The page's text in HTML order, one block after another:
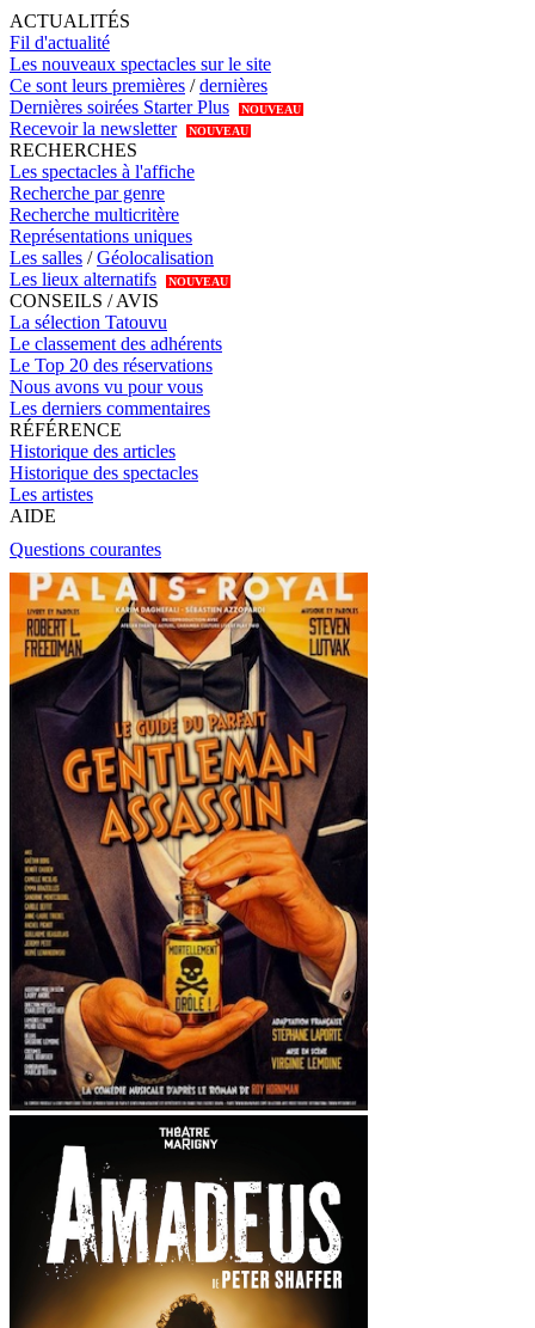
ACTUALITÉS
Fil d'actualité
Les nouveaux spectacles sur le site
Ce sont leurs premières /dernières
Dernières soirées Starter Plus
NOUVEAU
Recevoir la newsletter NOUVEAU
RECHERCHES
Les spectacles à l'affiche
Recherche par genre
Recherche multicritère
Représentations uniques
Les salles /Géolocalisation
Les lieux alternatifs
NOUVEAU
CONSEILS / AVIS
La sélection Tatouvu
Le classement des adhérents
Le Top 20 des réservations
Nous avons vu pour vous
Les derniers commentaires
RÉFÉRENCE
Historique des articles
Historique des spectacles
Les artistes
AIDE
Questions courantes